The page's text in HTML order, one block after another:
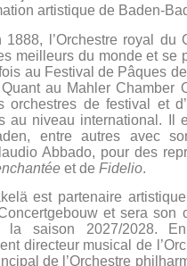
artistique de Baden-
1888, l’Orchestre royal du
meilleurs du monde et se
au Festival de Pâques
au Mahler Chamber
orchestres de festival et
au niveau international. Il
entre autres avec
Abbado, pour des
et de Fidelio.
est partenaire
et sera son
la saison 2027/2028.
directeur musical de
de l’Orchestre